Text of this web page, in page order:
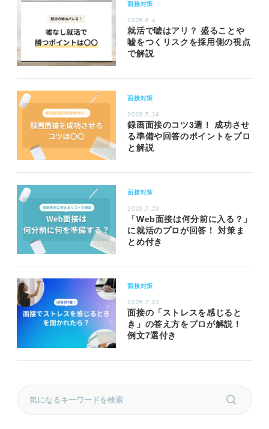
面接対策
2026.6.4
就活で嘘はアリ？ 盛ることや
嘘をつくリスクを採用側の視点
で解説
面接対策
2026.5.14
録画面接のコツ3選！ 成功させ
る準備や回答のポイントをプロ
と解説
面接対策
2026.7.23
「Web面接は何分前に入る？」
に就活のプロが回答！ 対策ま
とめ付き
面接対策
2026.7.23
面接の「ストレスを感じると
き」の答え方をプロが解説！
例文7選付き